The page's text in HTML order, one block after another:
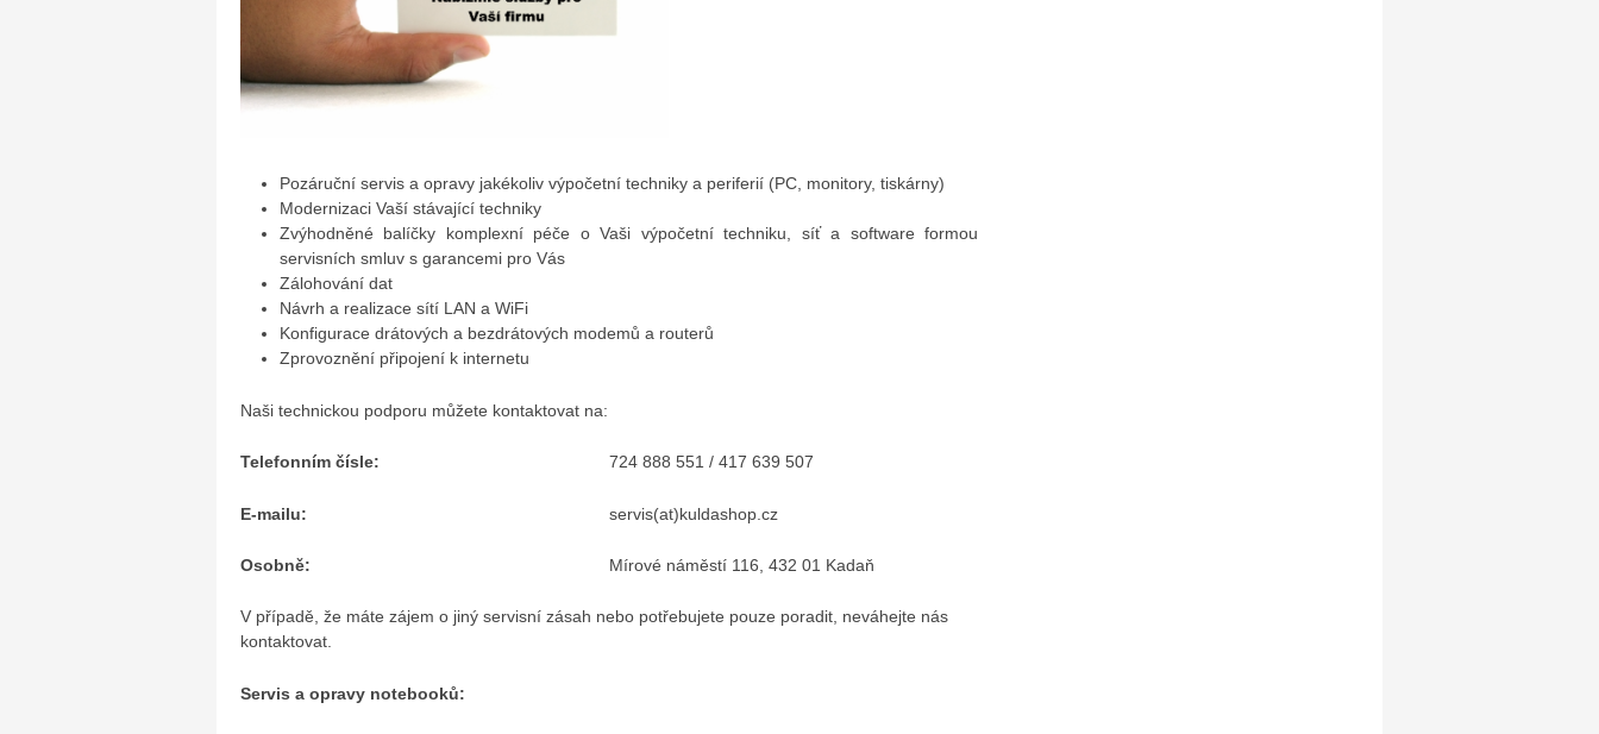
Pozáruční servis a opravy jakékoliv výpočetní techniky a periferií (PC, monitory, tiskárny)
Modernizaci Vaší stávající techniky
Zvýhodněné balíčky komplexní péče o Vaši výpočetní techniku, síť a software formou
servisních smluv s garancemi pro Vás
Zálohování dat
Návrh a realizace sítí LAN a WiFi
Konfigurace drátových a bezdrátových modemů a routerů
Zprovoznění připojení k internetu
Naši technickou podporu můžete kontaktovat na:
Telefonním čísle:
E-mailu:
Osobně:
724 888 551 / 417 639 507
servis(at)kuldashop.cz
Mírové náměstí 116, 432 01 Kadaň
V případě, že máte zájem o jiný servisní zásah nebo potřebujete pouze poradit, neváhejte nás
kontaktovat.
Servis a opravy notebooků: